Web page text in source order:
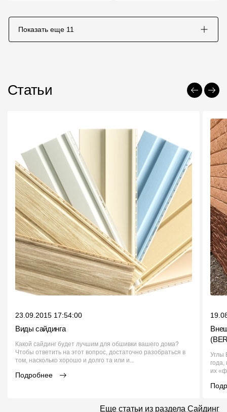
Показать еще 11
Статьи
23.09.2015 17:54:00
Виды сайдинга
Какой сайдинг будет лучшим для обшивки вашего дома?
Чтобы ответить на этот вопрос, достаточно разобраться в
том, насколько хорошо и долго та или и...
Подробнее
Углы
их
Еще статьи из раздела Сайдинг